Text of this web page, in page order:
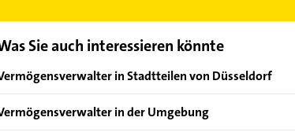
Sie auch interessieren könnte
in Stadtteilen von Düsseldorf
in der Umgebung